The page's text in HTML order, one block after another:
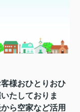
様おひとりおひ
たしておりま
ら空家など活用